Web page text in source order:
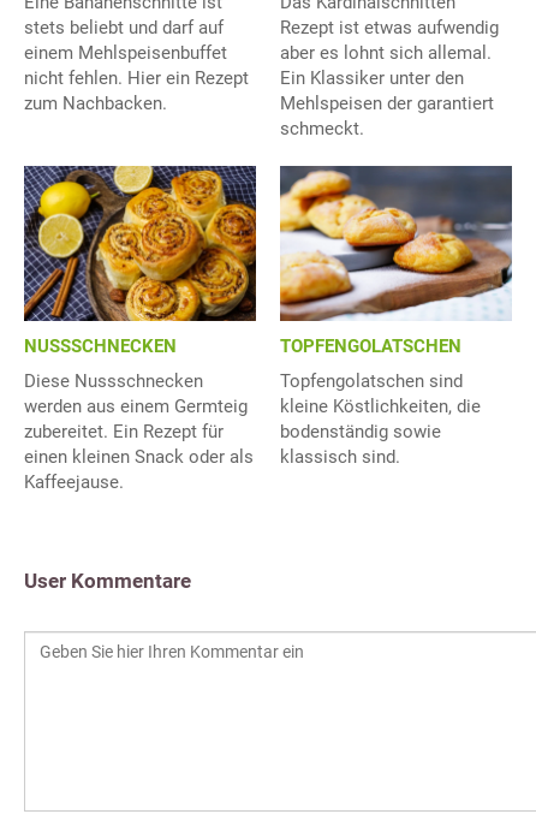
stets beliebt und darf auf
einem Mehlspeisenbuffet
nicht fehlen. Hier ein Rezept
zum Nachbacken.
Rezept ist etwas aufwendig
aber es lohnt sich allemal.
Ein Klassiker unter den
Mehlspeisen der garantiert
schmeckt.
NUSSSCHNECKEN
Diese Nussschnecken
werden aus einem Germteig
zubereitet. Ein Rezept für
einen kleinen Snack oder als
Kaffeejause.
TOPFENGOLATSCHEN
Topfengolatschen sind
kleine Köstlichkeiten, die
bodenständig sowie
klassisch sind.
User Kommentare